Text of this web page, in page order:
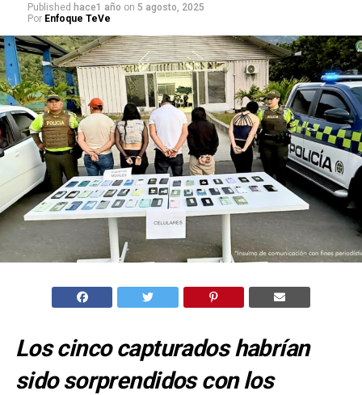
Published hace1 año on 5 agosto, 2025
Por Enfoque TeVe
Los cinco capturados habrían
sido sorprendidos con los